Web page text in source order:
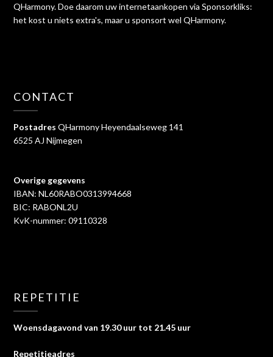
QHarmony. Doe daarom uw internetaankopen via Sponsorkliks:
het kost u niets extra's, maar u sponsort wel QHarmony.
CONTACT
Postadres QHarmony Heyendaalseweg 141
6525 AJ Nijmegen
Overige gegevens
IBAN: NL60RABO0313994668
BIC: RABONL2U
KvK-nummer: 09110328
REPETITIE
Woensdagavond van 19.30 uur tot 21.45 uur
Repetitieadres